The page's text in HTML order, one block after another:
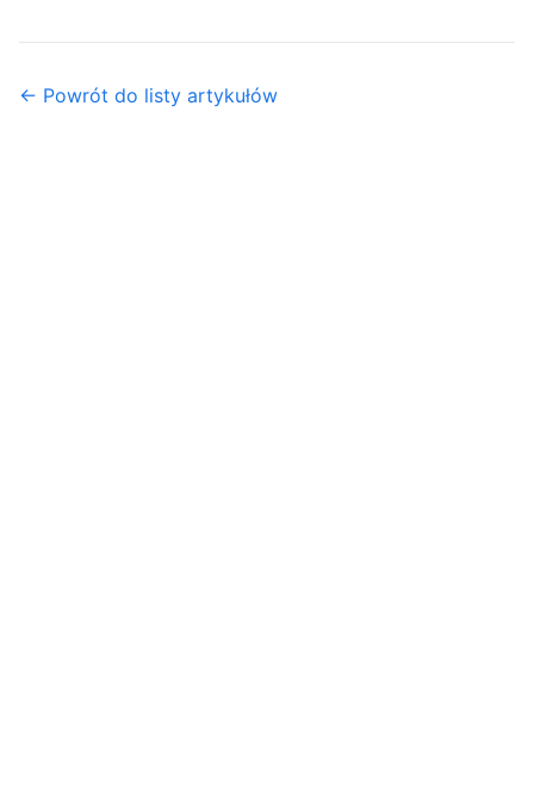
← Powrót do listy artykułów